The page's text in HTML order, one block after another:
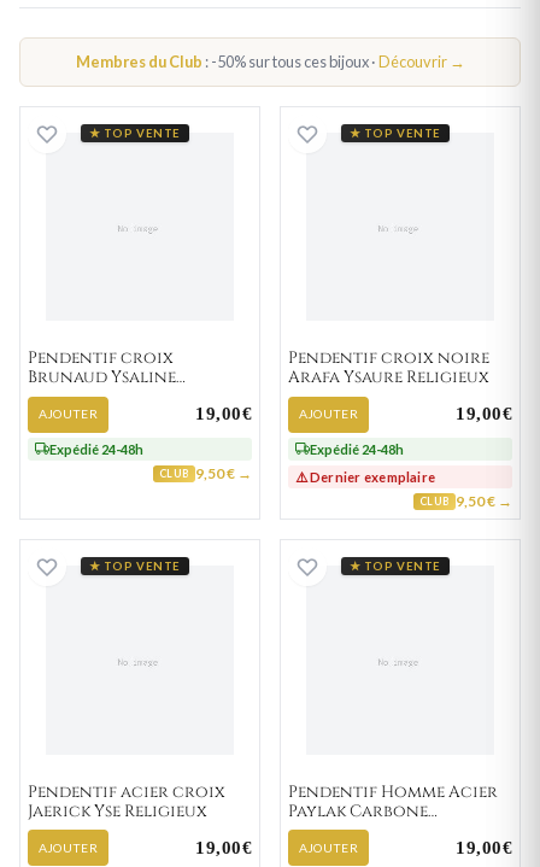
Membres du Club : -50% sur tous ces bijoux ·Découvrir →
★ TOP VENTEPendentif croix Brunaud Ysaline Religieux
Pendentif croix
Brunaud Ysaline
Religieux
AJOUTER 19,00€
Expédié 24-48h
CLUB 9,50 € →
★ TOP VENTEPendentif croix
Pendentif croix noire
Arafa Ysaure Religieux
AJOUTER 19,00€
Expédié 24-48h
⚠️ Dernier exemplaire
CLUB 9,50 € →
★ TOP VENTEPendentif acier croix Jaerick Yse Religieux
Pendentif acier croix
Jaerick Yse Religieux
AJOUTER 19,00€
★ TOP VENTEPendentif
Pendentif Homme Acier
Paylak Carbone
Couleurs
AJOUTER 19,00€